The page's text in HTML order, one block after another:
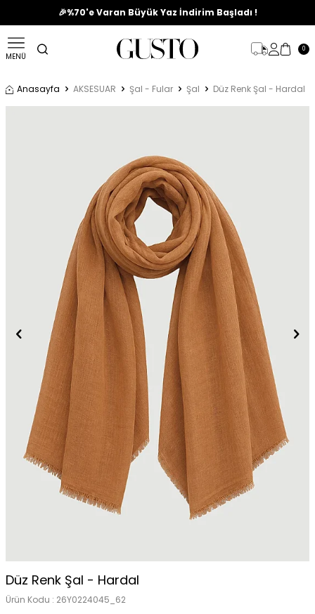
🎉%70'e Varan Büyük Yaz İndirim Başladı !
MENÜ
0
Anasayfa AKSESUAR Şal - Fular Şal Düz Renk Şal - Hardal
Düz Renk Şal - Hardal
Ürün Kodu : 26Y0224045_62